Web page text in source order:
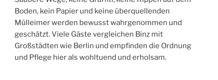
Boden, kein Papier und keine überquellenden
Mülleimer werden bewusst wahrgenommen und
geschätzt. Viele Gäste vergleichen Binz mit
Großstädten wie Berlin und empfinden die Ordnung
und Pflege hier als wohltuend und erholsam.